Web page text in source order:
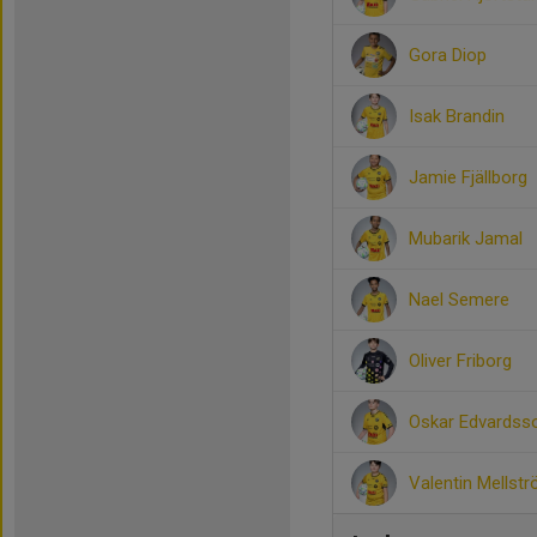
Gora Diop
Isak Brandin
Jamie Fjällborg
Mubarik Jamal
Nael Semere
Oliver Friborg
Oskar
Valentin